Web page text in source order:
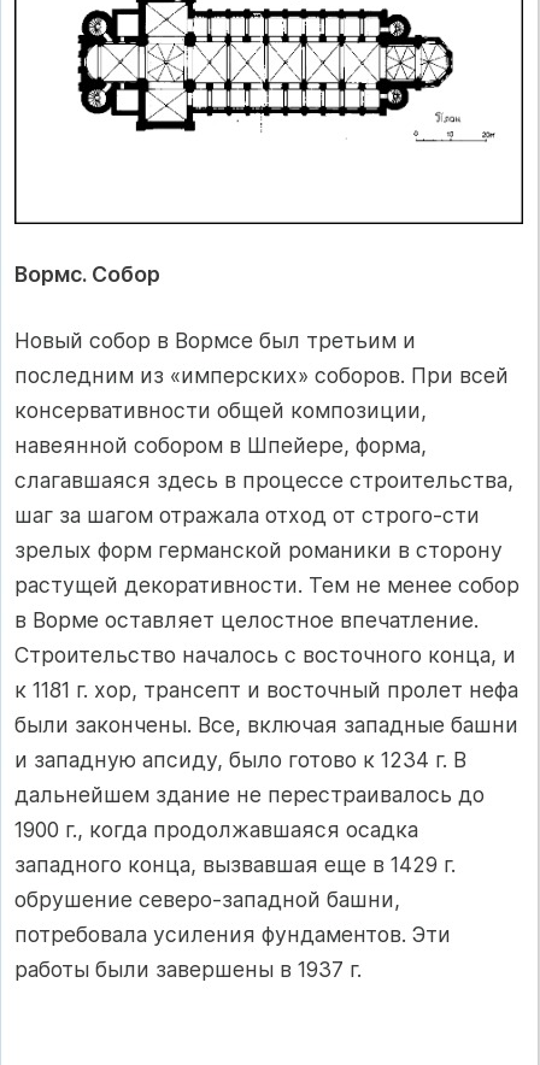
Вормс. Собор
Новый собор в Вормсе был третьим и
последним из «имперских» соборов. При всей
консервативности общей композиции,
навеянной собором в Шпейере, форма,
слагавшаяся здесь в процессе строительства,
шаг за шагом отражала отход от строго-сти
зрелых форм германской романики в сторону
растущей декоративности. Тем не менее собор
в Ворме оставляет целостное впечатление.
Строительство началось с восточного конца, и
к 1181 г. хор, трансепт и восточный пролет нефа
были закончены. Все, включая западные башни
и западную апсиду, было готово к 1234 г. В
дальнейшем здание не перестраивалось до
1900 г., когда продолжавшаяся осадка
западного конца, вызвавшая еще в 1429 г.
обрушение северо-западной башни,
потребовала усиления фундаментов. Эти
работы были завершены в 1937 г.